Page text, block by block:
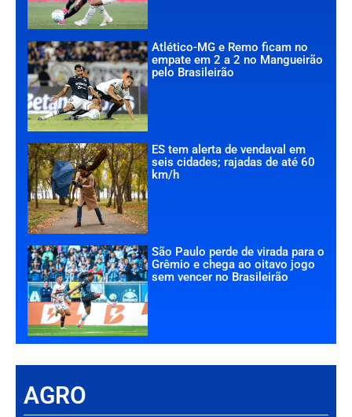
Atlético-MG e Remo ficam no
empate em 2 a 2 no Mangueirão
pelo Brasileirão
ES tem alerta de vendaval em
seis cidades; rajadas de até 60
km/h
São Paulo perde de virada para o
Grêmio e chega ao oitavo jogo
sem vencer no Brasileirão
AGRO